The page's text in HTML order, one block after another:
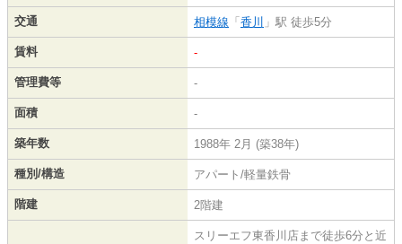
交通 相模線 「 香川 」駅 徒歩5分
賃料 -
管理費等 -
面積 -
築年数 1988年 2月 (築38年)
種別/構造 アパート/軽量鉄骨
階建 2階建
スリーエフ東香川店まで徒歩6分と近